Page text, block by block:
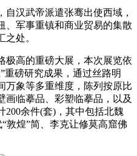
汉武帝派遣张骞出使西域，
、军事重镇和商业贸易的集散
处。
极高的重磅大展，本次展览依
重磅研究成果，通过丝路明
万象等多重维度，陈列按原比
画临摹品、彩塑临摹品，以及
200余件(套)，其中包括北魏
敦煌”简、李克让修莫高窟佛